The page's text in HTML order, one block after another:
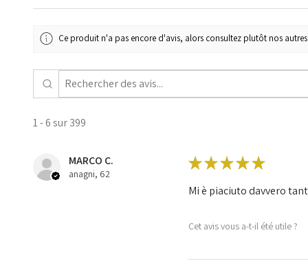
Ce produit n'a pas encore d'avis, alors consultez plutôt nos autres
1 - 6 sur 399
MARCO C.
anagni, 62
★★★★★
Mi è piaciuto davvero
Cet avis vous a-t-il été utile ?